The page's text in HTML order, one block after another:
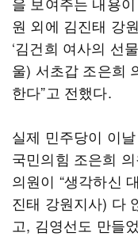
원 외에 김진태 강
‘김건희 여사의 선
울) 서초갑 조은희
한다”고 전했다.
실제 민주당이 이
국민의힘 조은희
의원이 “생각하신
진태 강원지사) 다
고, 김영선도 만들